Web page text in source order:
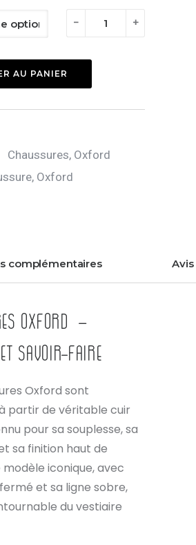
-
quantité
Chaussures
Oxford
Olive-
+
AU PANIER
Chaussures, Oxford
, Oxford
complémentaires Avis
Oxford –
et savoir-faire
Oxford sont
partir de véritable cuir
pour sa souplesse, sa
sa finition haut de
iconique, avec
et sa ligne sobre,
du vestiaire